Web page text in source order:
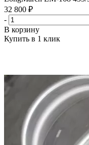
32 800 ₽
-
В корзину
Купить в 1 клик